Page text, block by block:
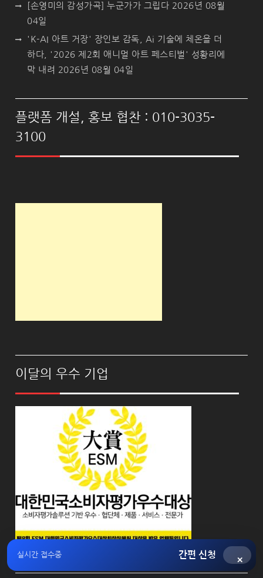
[손영미의 감성가곡] 누군가가 그립다 2026년 08월
04일
'K-AI 아트 거장' 장인보 감독, Ai 기술에 체온을 더
하다, '2026 제2회 애니멀 아트 페스티벌' 성황리에
막 내려 2026년 08월 04일
플랫폼 개설, 홍보 협찬 : 010-3035-
3100
이달의 우수 기업
실시간 접수중 간편 신청
×